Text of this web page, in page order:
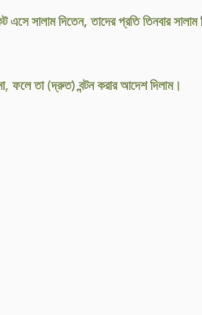
সালাম দিতেন, তাদের প্রতি তিনবার সালাম
ফলে তা (দ্রুত) বন্টন করার আদেশ দিলাম।